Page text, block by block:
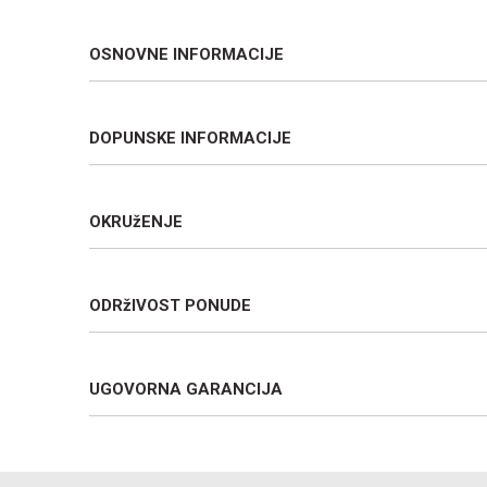
OSNOVNE INFORMACIJE
DOPUNSKE INFORMACIJE
OKRUžENJE
ODRžIVOST PONUDE
UGOVORNA GARANCIJA